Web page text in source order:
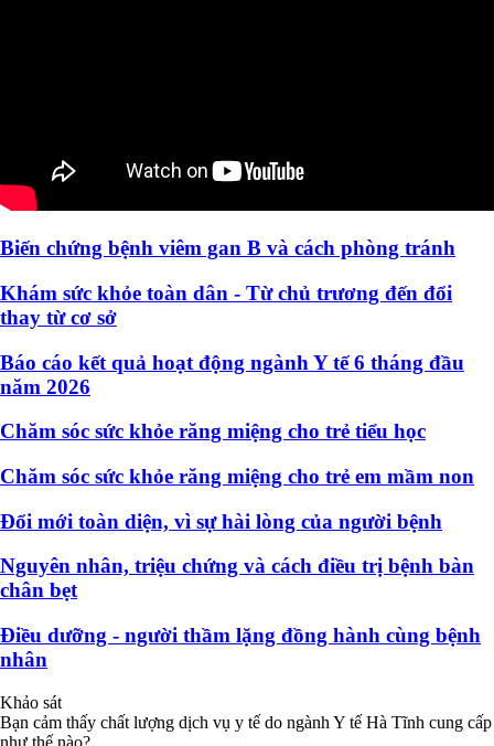
Biến chứng bệnh viêm gan B và cách phòng tránh
Khám sức khỏe toàn dân - Từ chủ trương đến đổi
thay từ cơ sở
Báo cáo kết quả hoạt động ngành Y tế 6 tháng đầu
năm 2026
Chăm sóc sức khỏe răng miệng cho trẻ tiểu học
Chăm sóc sức khỏe răng miệng cho trẻ em mầm non
Đổi mới toàn diện, vì sự hài lòng của người bệnh
Nguyên nhân, triệu chứng và cách điều trị bệnh bàn
chân bẹt
Điều dưỡng - người thầm lặng đồng hành cùng bệnh
nhân
Khảo sát
Bạn cảm thấy chất lượng dịch vụ y tế do ngành Y tế Hà Tĩnh cung cấp
như thế nào?